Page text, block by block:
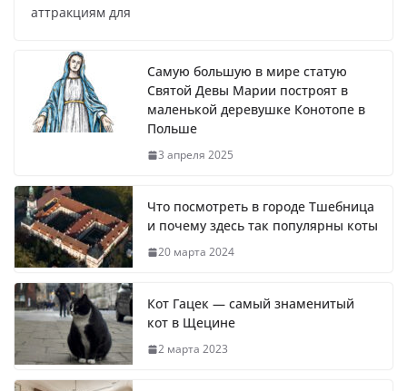
аттракциям для
Самую большую в мире статую
Святой Девы Марии построят в
маленькой деревушке Конотопе в
Польше
3 апреля 2025
Что посмотреть в городе Тшебница
и почему здесь так популярны коты
20 марта 2024
Кот Гацек — самый знаменитый
кот в Щецине
2 марта 2023